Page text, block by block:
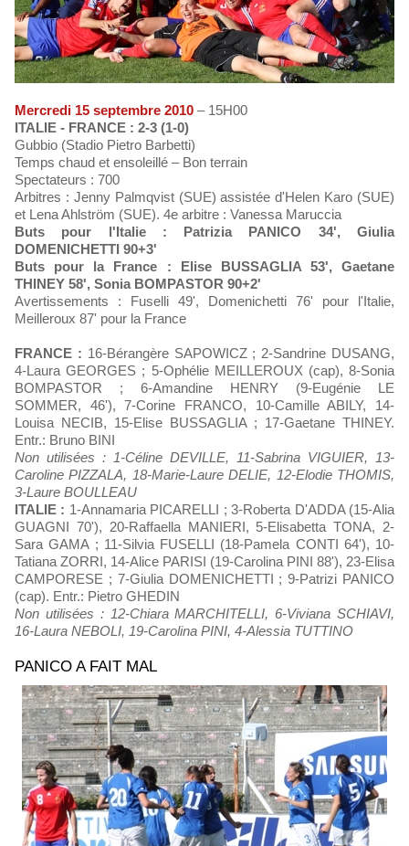
Mercredi 15 septembre 2010 – 15H00
ITALIE - FRANCE : 2-3 (1-0)
Gubbio (Stadio Pietro Barbetti)
Temps chaud et ensoleillé – Bon terrain
Spectateurs : 700
Arbitres : Jenny Palmqvist (SUE) assistée d'Helen Karo (SUE)
et Lena Ahlström (SUE). 4e arbitre : Vanessa Maruccia
Buts pour l'Italie : Patrizia PANICO 34', Giulia
DOMENICHETTI 90+3'
Buts pour la France : Elise BUSSAGLIA 53', Gaetane
THINEY 58', Sonia BOMPASTOR 90+2'
Avertissements : Fuselli 49', Domenichetti 76' pour l'Italie,
Meilleroux 87' pour la France
FRANCE : 16-Bérangère SAPOWICZ ; 2-Sandrine DUSANG,
4-Laura GEORGES ; 5-Ophélie MEILLEROUX (cap), 8-Sonia
BOMPASTOR ; 6-Amandine HENRY (9-Eugénie LE
SOMMER, 46'), 7-Corine FRANCO, 10-Camille ABILY, 14-
Louisa NECIB, 15-Elise BUSSAGLIA ; 17-Gaetane THINEY.
Entr.: Bruno BINI
Non utilisées : 1-Céline DEVILLE, 11-Sabrina VIGUIER, 13-
Caroline PIZZALA, 18-Marie-Laure DELIE, 12-Elodie THOMIS,
3-Laure BOULLEAU
ITALIE : 1-Annamaria PICARELLI ; 3-Roberta D'ADDA (15-Alia
GUAGNI 70'), 20-Raffaella MANIERI, 5-Elisabetta TONA, 2-
Sara GAMA ; 11-Silvia FUSELLI (18-Pamela CONTI 64'), 10-
Tatiana ZORRI, 14-Alice PARISI (19-Carolina PINI 88'), 23-Elisa
CAMPORESE ; 7-Giulia DOMENICHETTI ; 9-Patrizi PANICO
(cap). Entr.: Pietro GHEDIN
Non utilisées : 12-Chiara MARCHITELLI, 6-Viviana SCHIAVI,
16-Laura NEBOLI, 19-Carolina PINI, 4-Alessia TUTTINO
PANICO A FAIT MAL